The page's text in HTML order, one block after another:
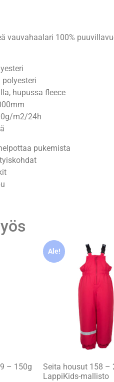
vauvahaalari 100%
polyesteri
hupussa fleece
m2/24h
pukemista
– 150g
Ale!
Seita housut 158 –
LappiKids-mallisto